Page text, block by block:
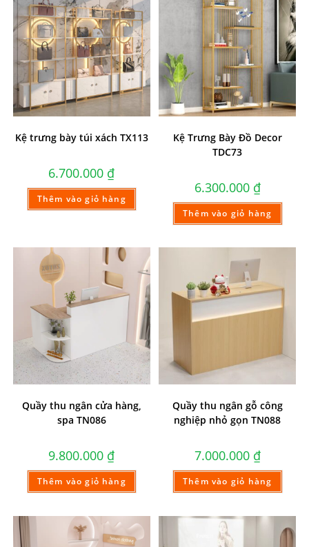
Kệ trưng bày túi xách TX113
6.700.000 ₫
Thêm vào giỏ hàng
Kệ Trưng Bày Đồ Decor
TDC73
6.300.000 ₫
Thêm vào giỏ hàng
Quầy thu ngân cửa hàng,
spa TN086
9.800.000 ₫
Thêm vào giỏ hàng
Quầy thu ngân gỗ công
nghiệp nhỏ gọn TN088
7.000.000 ₫
Thêm vào giỏ hàng